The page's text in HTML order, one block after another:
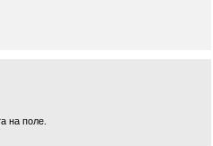
на поле.